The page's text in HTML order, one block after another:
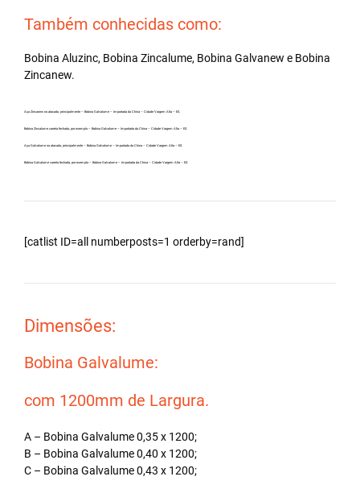
Também conhecidas como:
Bobina Aluzinc, Bobina Zincalume, Bobina Galvanew e Bobina
Zincanew.
Aço Zincanew no atacado, principalmente – Bobina Galvalume – Importada da China – Cidade Vargem Alta – ES.
Bobina Zincalume carreta fechada, por exemplo – Bobina Galvalume – Importada da China – Cidade Vargem Alta – ES.
Aço Galvalume no atacado, principalmente – Bobina Galvalume – Importada da China – Cidade Vargem Alta – ES.
Bobina Galvalume carreta fechada, por exemplo – Bobina Galvalume – Importada da China – Cidade Vargem Alta – ES.
[catlist ID=all numberposts=1 orderby=rand]
Dimensões:
Bobina Galvalume:
com 1200mm de Largura.
A – Bobina Galvalume 0,35 x 1200;
B – Bobina Galvalume 0,40 x 1200;
C – Bobina Galvalume 0,43 x 1200;